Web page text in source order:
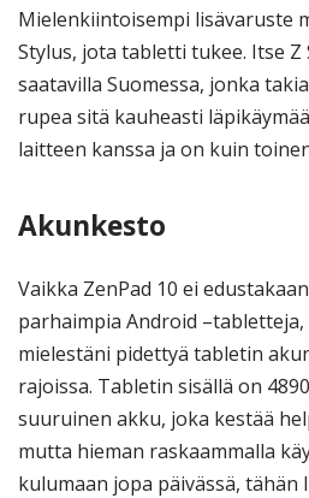
Mielenkiintoisempi lisävaruste
Stylus, jota tabletti tukee. Itse
saatavilla Suomessa, jonka
rupea sitä kauheasti
laitteen kanssa ja on kuin
Akunkesto
Vaikka ZenPad 10 ei
parhaimpia Android
mielestäni pidettyä tabletin
rajoissa. Tabletin sisällä on
suuruinen akku, joka kestää
mutta hieman raskaammalla
kulumaan jopa päivässä, tähän